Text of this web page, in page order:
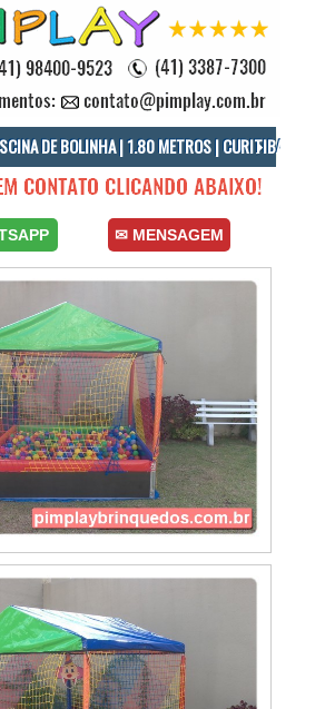
DE BOLINHA | 1.80 METROS | CURITIBA
Locação Piscina de Bolinha em Curitiba, Piscina de Bolinha para Alugar Curitiba.
Aluguel de Piscina de Bolinha em Curitiba, Piscina de Bolinha para Locar Curitiba.
✉ MENSAGEM